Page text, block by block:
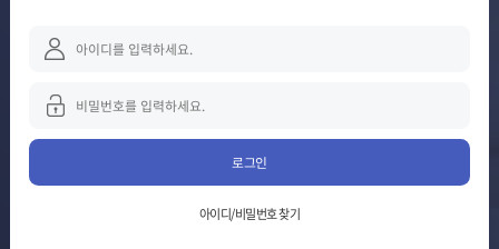
로그인
아이디/비밀번호 찾기